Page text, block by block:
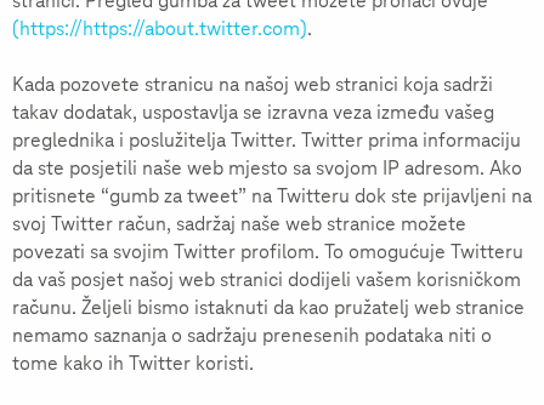
(https://https://about.twitter.com).
Kada pozovete stranicu na našoj web stranici koja sadrži
takav dodatak, uspostavlja se izravna veza između vašeg
preglednika i poslužitelja Twitter. Twitter prima informaciju
da ste posjetili naše web mjesto sa svojom IP adresom. Ako
pritisnete “gumb za tweet” na Twitteru dok ste prijavljeni na
svoj Twitter račun, sadržaj naše web stranice možete
povezati sa svojim Twitter profilom. To omogućuje Twitteru
da vaš posjet našoj web stranici dodijeli vašem korisničkom
računu. Željeli bismo istaknuti da kao pružatelj web stranice
nemamo saznanja o sadržaju prenesenih podataka niti o
tome kako ih Twitter koristi.